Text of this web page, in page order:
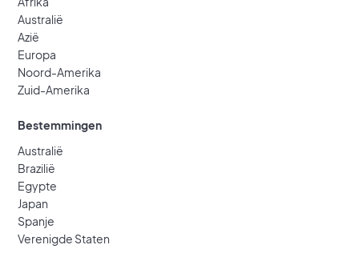
Australië
Azië
Europa
Noord-Amerika
Zuid-Amerika
Bestemmingen
Australië
Brazilië
Egypte
Japan
Spanje
Verenigde Staten